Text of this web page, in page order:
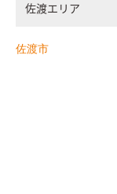
佐渡エリア
佐渡市